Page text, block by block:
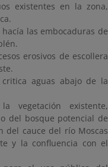
existentes en la zona,
las embocaduras de
erosivos de escollera
aguas abajo de la
vegetación existente,
del bosque potencial de
del cauce del río Moscas
y la confluencia con el